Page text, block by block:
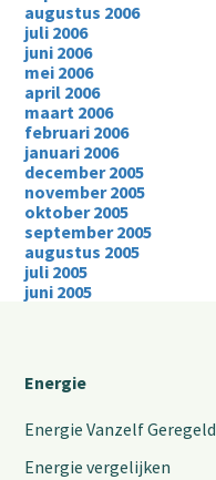
augustus 2006
juli 2006
juni 2006
mei 2006
april 2006
maart 2006
februari 2006
januari 2006
december 2005
november 2005
oktober 2005
september 2005
augustus 2005
juli 2005
juni 2005
Energie
Energie Vanzelf Geregeld
Energie vergelijken